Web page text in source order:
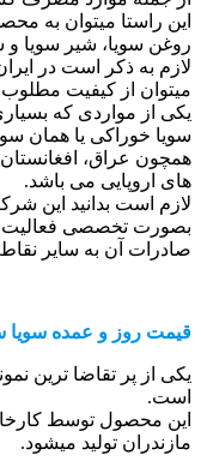
این راستا میتوان به
روغن سویا، شیر سویا
لازم به ذکر است در
میتوان از کیفیت
یکی از مواردی که
سویا خوراکی یا همان
همچون عراق،
های اروپایی می باشد.
لازم است بدانید این
بصورت تخصصی فعالیت
صادرات آن به سایر
قیمت روز و عمده سویا
یکی از پر تقاضا ترین
است.
این محصول توسط
مازندران تولید میشود.